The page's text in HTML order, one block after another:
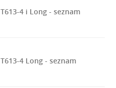
T613-4 i Long - seznam
T613-4 Long - seznam